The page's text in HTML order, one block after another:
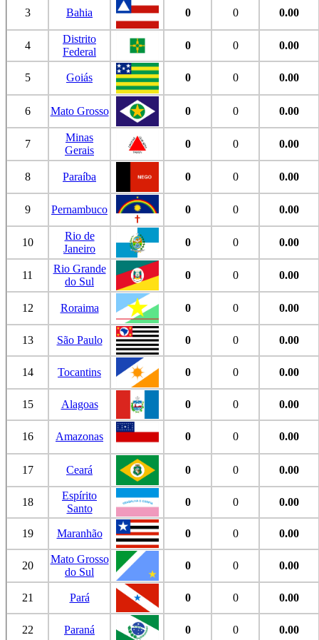
3 Bahia 0 0 0.00
4
Distrito
Federal
0 0 0.00
5 Goiás 0 0 0.00
6 Mato Grosso 0 0 0.00
7
Minas
Gerais
0 0 0.00
8 Paraíba 0 0 0.00
9 Pernambuco 0 0 0.00
10
Rio de
Janeiro
0 0 0.00
11
Rio Grande
do Sul
0 0 0.00
12 Roraima 0 0 0.00
13 São Paulo 0 0 0.00
14 Tocantins 0 0 0.00
15 Alagoas 0 0 0.00
16 Amazonas 0 0 0.00
17 Ceará 0 0 0.00
18
Espírito
Santo
0 0 0.00
19 Maranhão 0 0 0.00
20
Mato Grosso
do Sul
0 0 0.00
21 Pará 0 0 0.00
22 Paraná 0 0 0.00